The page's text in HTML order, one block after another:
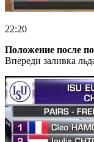
22:20
Положение после
Впереди заливка